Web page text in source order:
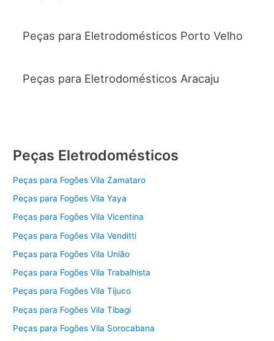
Peças para Eletrodomésticos Porto Velho
Peças para Eletrodomésticos Aracaju
Peças Eletrodomésticos
Peças para Fogões Vila Zamataro
Peças para Fogões Vila Yaya
Peças para Fogões Vila Vicentina
Peças para Fogões Vila Venditti
Peças para Fogões Vila União
Peças para Fogões Vila Trabalhista
Peças para Fogões Vila Tijuco
Peças para Fogões Vila Tibagi
Peças para Fogões Vila Sorocabana